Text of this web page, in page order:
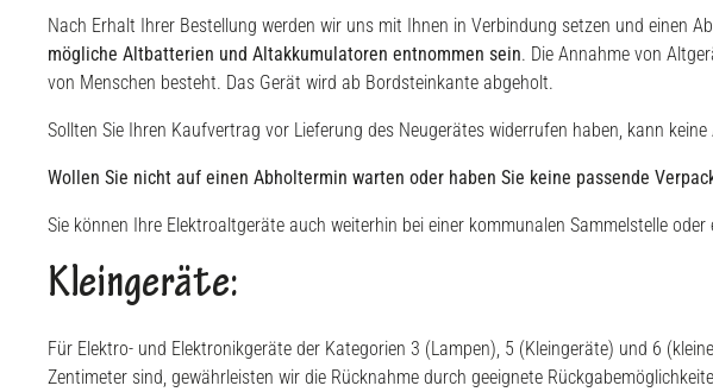
Nach Erhalt Ihrer Bestellung werden wir uns mit Ihnen in Verbindung setzen und einen
mögliche Altbatterien und Altakkumulatoren entnommen sein. Die Annahme von
von Menschen besteht. Das Gerät wird ab Bordsteinkante abgeholt.
Sollten Sie Ihren Kaufvertrag vor Lieferung des Neugerätes widerrufen haben, kann
Wollen Sie nicht auf einen Abholtermin warten oder haben Sie keine passende
Sie können Ihre Elektroaltgeräte auch weiterhin bei einer kommunalen Sammelstelle
Kleingeräte:
Für Elektro- und Elektronikgeräte der Kategorien 3 (Lampen), 5 (Kleingeräte) und 6
Zentimeter sind, gewährleisten wir die Rücknahme durch geeignete